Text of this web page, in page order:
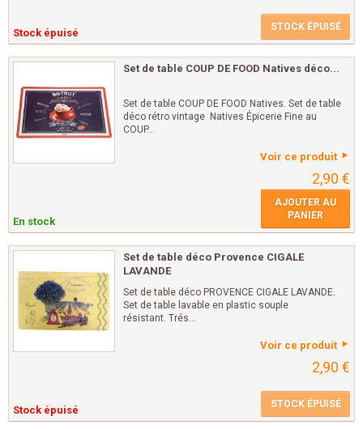
Stock épuisé STOCK ÉPUISÉ
Set de table COUP DE FOOD Natives déco...
Set de table COUP DE FOOD Natives. Set de table
déco rétro vintage Natives Épicerie Fine au
COUP...
Voir ce produit
2,90 €
En stock
AJOUTER AU
PANIER
Set de table déco Provence CIGALE
LAVANDE
Set de table déco PROVENCE CIGALE LAVANDE.
Set de table lavable en plastic souple
résistant. Trés...
Voir ce produit
2,90 €
Stock épuisé STOCK ÉPUISÉ